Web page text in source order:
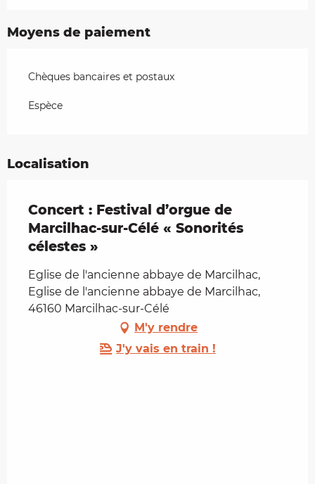
Moyens de paiement
Chèques bancaires et postaux
Espèce
Localisation
Concert : Festival d’orgue de
Marcilhac-sur-Célé « Sonorités
célestes »
Eglise de l'ancienne abbaye de Marcilhac,
Eglise de l'ancienne abbaye de Marcilhac,
46160 Marcilhac-sur-Célé
M'y rendre
J'y vais en train !